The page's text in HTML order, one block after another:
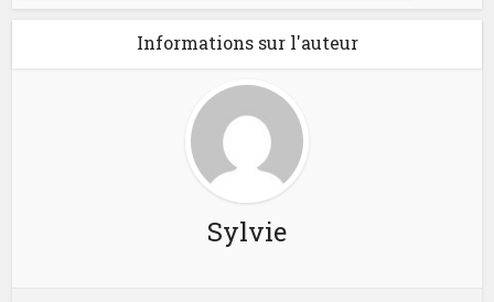
Informations sur l'auteur
Sylvie